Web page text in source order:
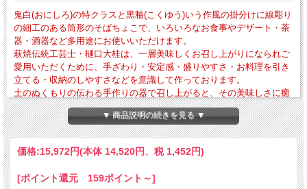
鬼白(おにしろ)の特クラスと黒釉(こくゆう)いう作風の掛分けに線彫り
の細工のある筒形のそばちょこで、いろいろなお食事やデザート・茶
器・酒器など多用途にお使いいただけます。
萩焼伝統工芸士・樋口大桂は、一層美味しくお召し上がりになられご
愛用いただくために、手ざわり・安定感・盛りやすさ・お料理を引き
立てる・収納のしやすさなどを意識して作っております。
土のぬくもりの伝わる手作りの器で召し上がると、その美味しさに癒
し効果がプラスされるかと思います。
・外寸法-径約87mm × 高さ約65mm・作品重量-約191g・満水容量-約230cc
そばちょこは元々小鉢として使われていた器をそばつゆ入れに使用したことが始ま
▼ 商品説明の続きを見る ▼
価格:15,972円(本体 14,520円、税 1,452円)
[ポイント還元 159ポイント～]